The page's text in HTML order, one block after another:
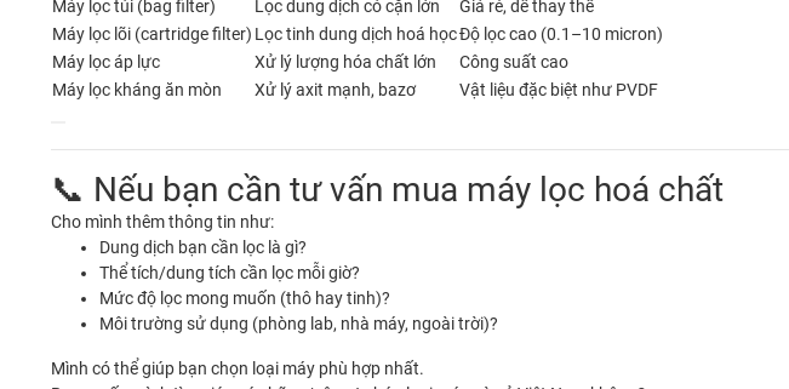
Máy lọc túi (bag filter)
Lọc dung dịch có cặn lớn
Giá rẻ, dễ thay thế
Máy lọc lõi (cartridge filter) Lọc tinh dung dịch hoá họcĐộ lọc cao (0.1–10 micron)
Máy lọc áp lực
Xử lý lượng hóa chất lớn
Công suất cao
Máy lọc kháng ăn mòn
Xử lý axit mạnh, bazơ Vật liệu đặc biệt như PVDF
📞 Nếu bạn cần tư vấn mua máy lọc hoá chất
Cho mình thêm thông tin như:
Dung dịch bạn cần lọc là gì?
Thể tích/dung tích cần lọc mỗi giờ?
Mức độ lọc mong muốn (thô hay tinh)?
Môi trường sử dụng (phòng lab, nhà máy, ngoài trời)?
Mình có thể giúp bạn chọn loại máy phù hợp nhất.